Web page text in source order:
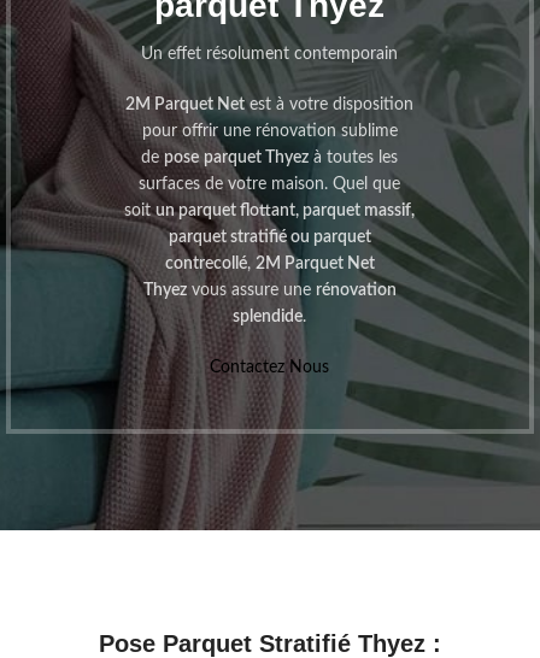
Un effet résolument contemporain
2M Parquet Netest à votre disposition
pour offrir une rénovation sublime
de pose parquet Thyez à toutes les
surfaces de votre maison. Quel que
soitun parquet flottant, parquet massif,
parquet stratifié ou parquet
contrecollé, 2M Parquet Net
Thyezvous assure une rénovation
splendide.
Contactez Nous
Pose Parquet Stratifié Thyez :